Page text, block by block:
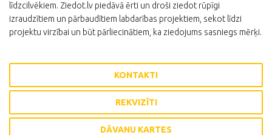
līdzcilvēkiem. Ziedot.lv piedāvā ērti un droši ziedot rūpīgi
izraudzītiem un pārbaudītiem labdarības projektiem, sekot līdzi
projektu virzībai un būt pārliecinātiem, ka ziedojums sasniegs mērķi.
KONTAKTI
REKVIZĪTI
DĀVANU KARTES